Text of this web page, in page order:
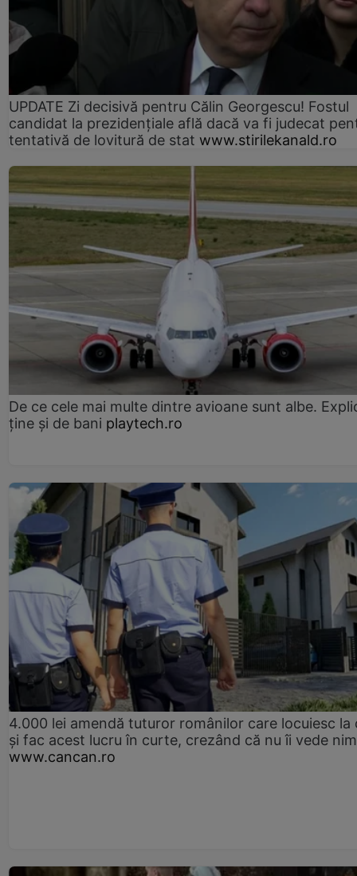
UPDATE Zi decisivă pentru Călin Georgescu! Fostul
candidat la prezidențiale află dacă va fi judecat
tentativă de lovitură de stat www.stirilekanald.ro
De ce cele mai multe dintre avioane sunt albe.
ține și de bani playtech.ro
4.000 lei amendă tuturor românilor care locuiesc la
și fac acest lucru în curte, crezând că nu îi vede
www.cancan.ro